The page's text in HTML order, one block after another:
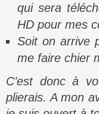
qui sera
HD pour mes
Soit on arrive
me faire chier
C’est donc à
plierais. A mon